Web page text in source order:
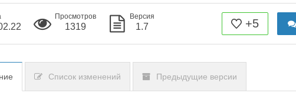
Просмотров
1319
Версия
1.7 +5
Список изменений Предыдущие версии